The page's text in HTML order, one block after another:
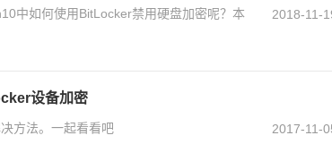
中如何使用BitLocker禁用硬盘加密呢？本
2018-11-
设备加密
方法。一起看看吧 2017-11-